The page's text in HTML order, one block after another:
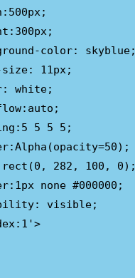
color: skyblue;
11px;
white;
5 5 5;
282, 100, 0);
none #000000;
visible;